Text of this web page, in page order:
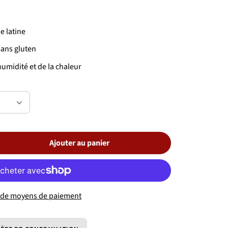
latine
gluten
et de la chaleur
Ajouter au panier
Épuisé
moyens de paiement